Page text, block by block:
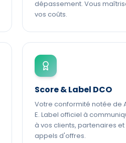
dépassement. Vous
vos coûts.
Score & Label DCO
Votre conformité notée de
E. Label officiel à
à vos clients, partenaires et
appels d'offres.